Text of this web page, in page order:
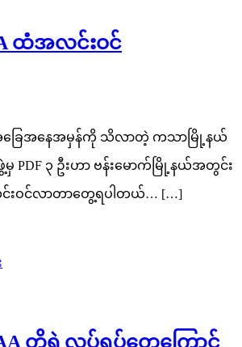
ထံအလင်းဝင်
ခြေအနေအမှန်ကို သိလာတဲ့ ကသာမြို့နယ်
PDF ၃ ဦးဟာ ဗန်းမောက်မြို့နယ်အတွင်း
းဝင်လာတာတွေ့ရပါတယ်… […]
တို့ရဲ့လုပ်ရပ်တွေကြောင့်